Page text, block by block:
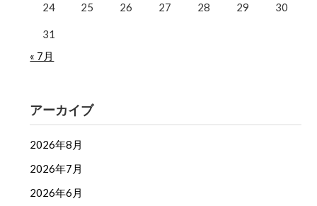
24 25 26 27 28 29 30
31
« 7月
アーカイブ
2026年8月
2026年7月
2026年6月